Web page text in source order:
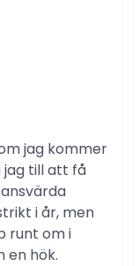
jag kommer
jag till att få
i år, men
runt om i
en hök.